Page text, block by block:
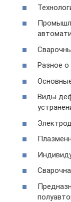
Разное о
Виды